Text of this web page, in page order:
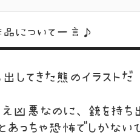
品に ついて一言♪
してきた熊のイラストだ
え凶悪なのに、銃を持ち
あっちゃ恐怖でしかない